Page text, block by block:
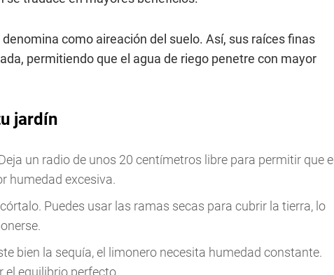
como aireación del suelo. Así, sus raíces finas
permitiendo que el agua de riego penetre con mayor
jardín
un radio de unos 20 centímetros libre para permitir que el
humedad excesiva.
Puedes usar las ramas secas para cubrir la tierra, lo
bien la sequía, el limonero necesita humedad constante.
el equilibrio perfecto.